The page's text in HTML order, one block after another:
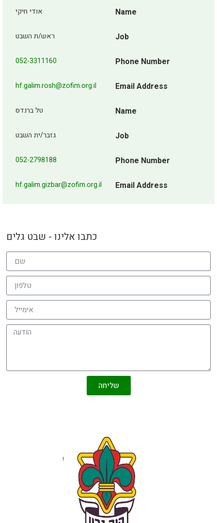
Name אודי חיקי
Job ראש/ת השבט
Phone Number
052-3311160
Email Address
hf.galim.rosh@zofim.org.il
Name טל ברנדס
Job גזבר/ית השבט
Phone Number
052-2798188
Email Address
hf.galim.gizbar@zofim.org.il
כתבו אלינו - שבט גלים
שליחה